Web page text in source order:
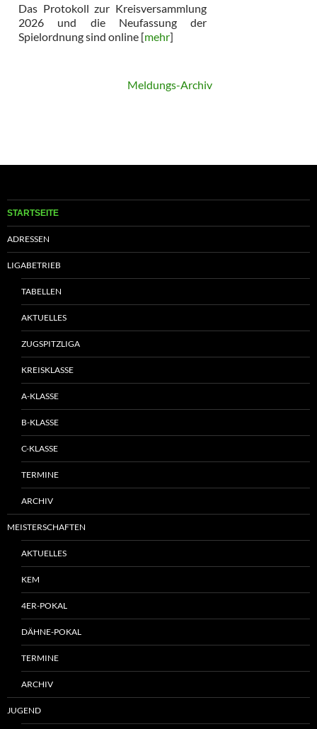
Das Protokoll zur Kreisversammlung
2026 und die Neufassung der
Spielordnung sind online [mehr]
Meldungs-Archiv
STARTSEITE
ADRESSEN
LIGABETRIEB
TABELLEN
AKTUELLES
ZUGSPITZLIGA
KREISKLASSE
A-KLASSE
B-KLASSE
C-KLASSE
TERMINE
ARCHIV
MEISTERSCHAFTEN
AKTUELLES
KEM
4ER-POKAL
DÄHNE-POKAL
TERMINE
ARCHIV
JUGEND